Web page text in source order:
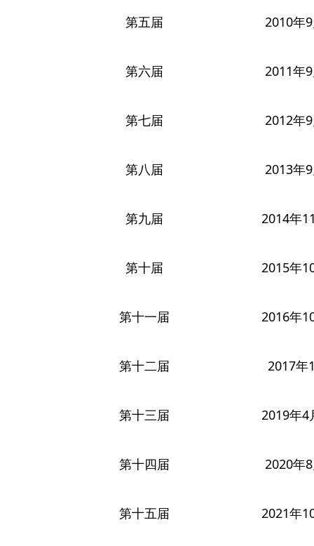
第五届 2010年
第六届 2011年
第七届 2012年
第八届 2013年
第九届 2014年
第十届 2015年
第十一届 2016年
第十二届 2017年
第十三届 2019年4
第十四届 2020年
第十五届 2021年